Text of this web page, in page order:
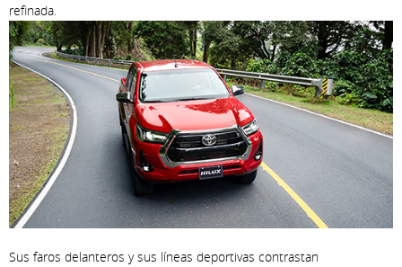
refinada.
Sus faros delanteros y sus líneas deportivas contrastan